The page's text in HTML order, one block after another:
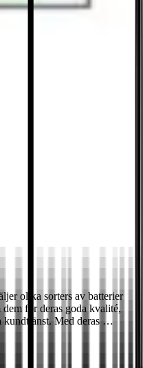
olika sorters av batterier
för deras goda kvalité,
kundtjänst. Med deras …